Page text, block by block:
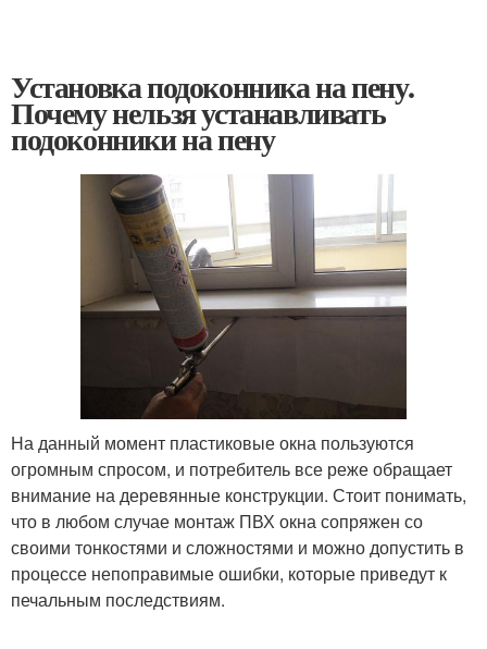
Установка подоконника на пену.
Почему нельзя устанавливать
подоконники на пену
На данный момент пластиковые окна пользуются
огромным спросом, и потребитель все реже обращает
внимание на деревянные конструкции. Стоит понимать,
что в любом случае монтаж ПВХ окна сопряжен со
своими тонкостями и сложностями и можно допустить в
процессе непоправимые ошибки, которые приведут к
печальным последствиям.